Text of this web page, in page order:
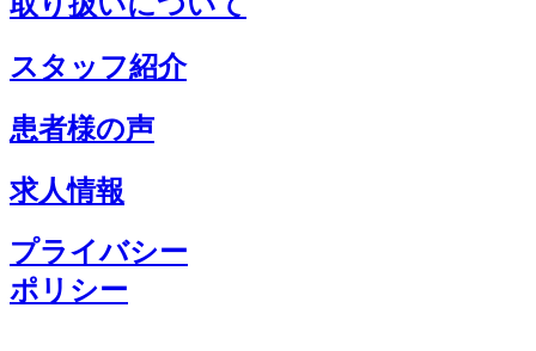
スタッフ紹介
患者様の声
求人情報
プライバシー
ポリシー